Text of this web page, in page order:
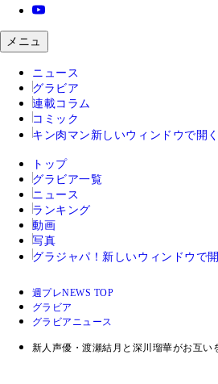
メニュ
ニュース
グラビア
連載コラム
コミック
キン肉マン 新しいウィンドウで開く
トップ
グラビア一覧
ニュース
ランキング
動画
写真
グラジャパ！ 新しいウィンドウで開
週プレNEWS TOP
グラビア
グラビアニュース
新人声優・渡瀬結月と深川瑠華がお互